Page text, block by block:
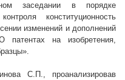
заседании в порядке
конституционность
изменений и дополнений
на изобретения,
.
С.П., проанализировав